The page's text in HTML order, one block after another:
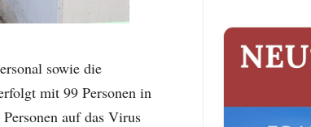
sowie die
mit 99 Personen in
auf das Virus